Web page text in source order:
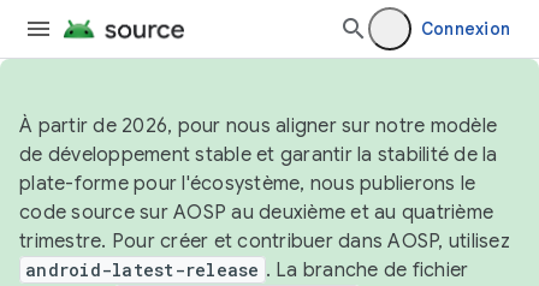
Connexion
À partir de 2026, pour nous aligner sur notre modèle
de développement stable et garantir la stabilité de la
plate-forme pour l'écosystème, nous publierons le
code source sur AOSP au deuxième et au quatrième
trimestre. Pour créer et contribuer dans AOSP, utilisez
android-latest-release . La branche de fichier